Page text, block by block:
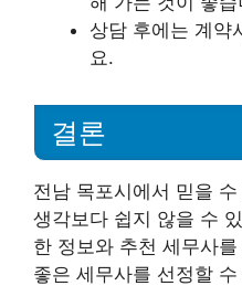
상담 후에는 계약
요.
결론
전남 목포시에서 믿을
생각보다 쉽지 않을 수
한 정보와 추천 세무사
좋은 세무사를 선정할